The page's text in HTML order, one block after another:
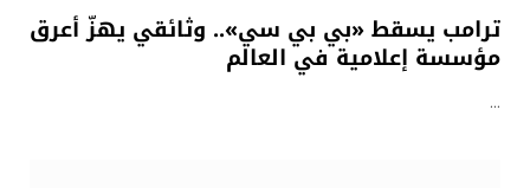
ترامب يسقط «بي بي سي».. وثائقي يهزّ أعرق
مؤسسة إعلامية في العالم
…